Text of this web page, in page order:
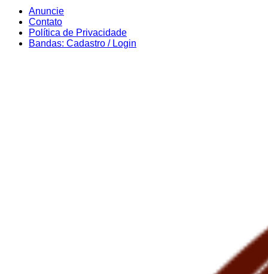
contentAnuncie
Contato
Política de Privacidade
Bandas: Cadastro / Login